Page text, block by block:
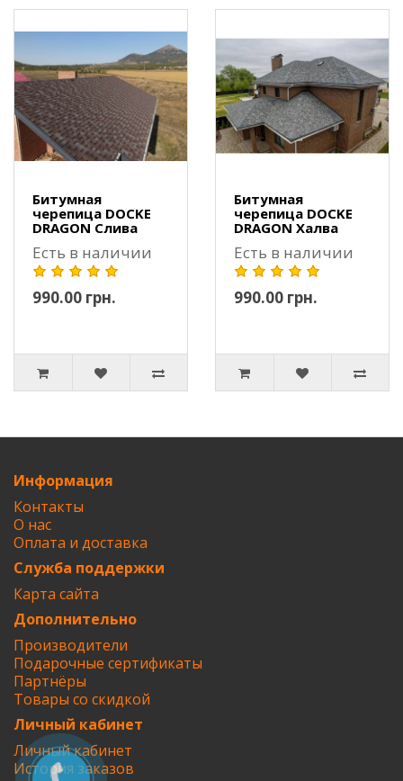
Битумная
черепица DOCKE
DRAGON Слива
Есть в наличии
990.00 грн.
Битумная
черепица DOCKE
DRAGON Халва
Есть в наличии
990.00 грн.
Информация
Контакты
О нас
Оплата и доставка
Служба поддержки
Карта сайта
Дополнительно
Производители
Подарочные сертификаты
Партнёры
Товары со скидкой
Личный кабинет
Личный кабинет
История заказов